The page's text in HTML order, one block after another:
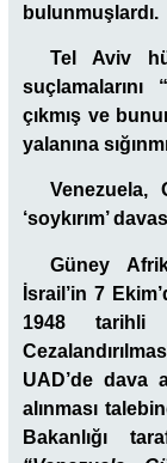
bulunmuşlardı.
Tel Aviv
çıkmış ve
yalanına
Venezuela,
‘soykırım’
Güney
İsrail’in 7
1948 tarihli
UAD’de dava
alınması
Bakanlığı